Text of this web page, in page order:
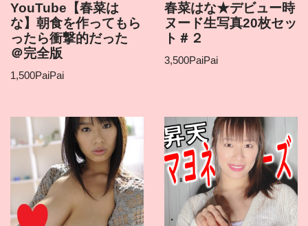
YouTube【春菜は
な】朝食を作ってもら
ったら衝撃的だった
＠完全版
1,500PaiPai
春菜はな★デビュー時
ヌード生写真20枚セッ
ト＃２
3,500PaiPai